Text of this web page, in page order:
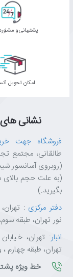
پشتیبانی و
اﻣﮑﺎن ﺗﺤﻮﯾﻞ
نشانی
فروشگاه جهت
(روبروی آسانسور
بگیرید.)
دفتر مرکزی :
نور تهران، طبقه سوم،
انبار: تهران،
تهران، طبقه چهارم ، واحد
خط ویژه